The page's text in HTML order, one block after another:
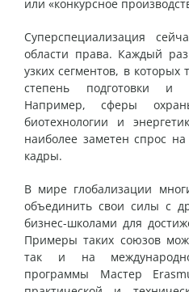
или «конкурсное
Суперспециализация
области права. Каждый
узких сегментов, в которых
степень подготовки и
Например,сферы
биотехнологии и
наиболее заметен спрос
кадры.
В мире глобализации
объединить свои силы с
бизнес-школами для
Примеры таких союзов
так и на
программы Мастер